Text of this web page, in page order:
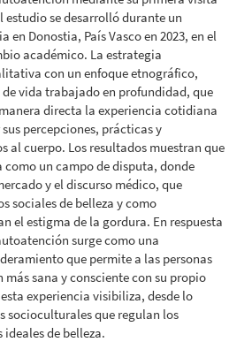
se desarrolló durante un
en Donostia, País Vasco en 2023, en el
académico. La estrategia
con un enfoque etnográfico,
vida trabajado en profundidad, que
directa la experiencia cotidiana
percepciones, prácticas y
al cuerpo. Los resultados muestran que
como un campo de disputa, donde
y el discurso médico, que
sociales de belleza y como
el estigma de la gordura. En respuesta
surge como una
que permite a las personas
sana y consciente con su propio
experiencia visibiliza, desde lo
socioculturales que regulan los
de belleza.